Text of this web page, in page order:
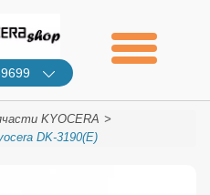
KYOCERA
DK-3190(Е)